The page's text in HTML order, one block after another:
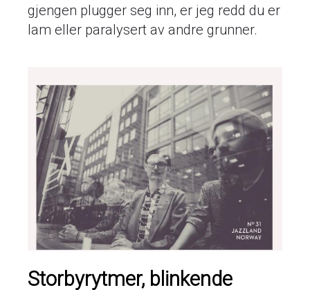
gjengen plugger seg inn, er jeg redd du er
lam eller paralysert av andre grunner.
Storbyrytmer, blinkende